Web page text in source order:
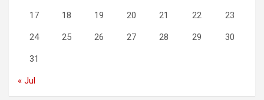
17 18 19 20 21 22 23
24 25 26 27 28 29 30
31
« Jul